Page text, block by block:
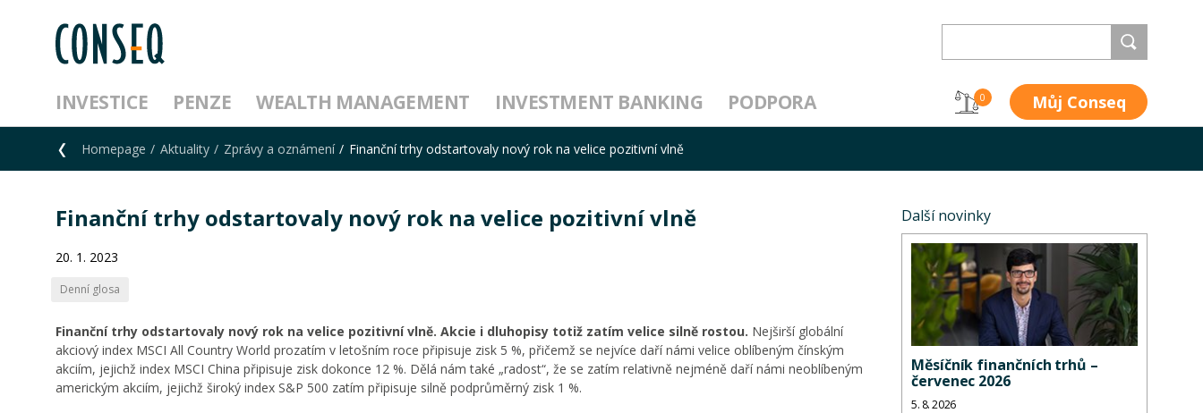
INVESTICE PENZE WEALTH MANAGEMENT INVESTMENT BANKING PODPORA 0 Můj Conseq
Homepage Aktuality Zprávy a oznámení Finanční trhy odstartovaly nový rok na velice pozitivní vlně
Finanční trhy odstartovaly nový rok na velice pozitivní vlně
20. 1. 2023
Denní glosa
Finanční trhy odstartovaly nový rok na velice pozitivní vlně. Akcie i dluhopisy totiž zatím velice silně rostou. Nejširší globální
akciový index MSCI All Country World prozatím v letošním roce připisuje zisk 5 %, přičemž se nejvíce daří námi velice oblíbeným čínským
akciím, jejichž index MSCI China připisuje zisk dokonce 12 %. Dělá nám také „radost“, že se zatím relativně nejméně daří námi neoblíbeným
americkým akciím, jejichž široký index S&P 500 zatím připisuje silně podprůměrný zisk 1 %.
Další novinky
Měsíčník finančních trhů –
červenec 2026
5. 8. 2026